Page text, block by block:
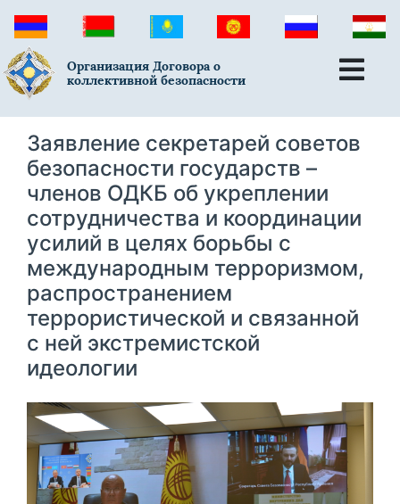
Организация Договора о
коллективной безопасности
Заявление секретарей советов
безопасности государств –
членов ОДКБ об укреплении
сотрудничества и координации
усилий в целях борьбы с
международным терроризмом,
распространением
террористической и связанной
с ней экстремистской
идеологии